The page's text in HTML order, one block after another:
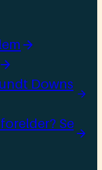
Downs
Se